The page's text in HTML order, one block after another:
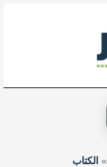
» الكتاب